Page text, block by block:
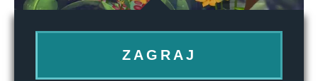
ZAGRAJ